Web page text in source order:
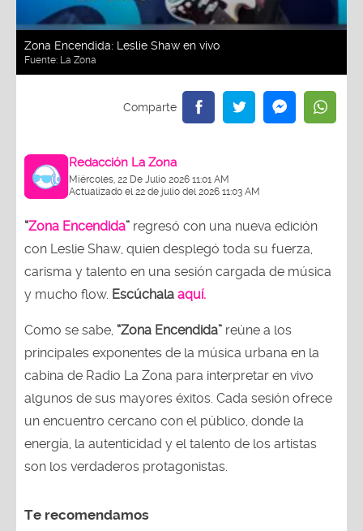
Zona Encendida: Leslie Shaw en vivo
Fuente: La Zona
Redacción La Zona
Miércoles, 22 De Julio 2026 11:01 AM
Actualizado el 22 de julio del 2026 11:03 AM
“Zona Encendida” regresó con una nueva edición
con Leslie Shaw, quien desplegó toda su fuerza,
carisma y talento en una sesión cargada de música
y mucho flow. Escúchala aquí.
Como se sabe, “Zona Encendida” reúne a los
principales exponentes de la música urbana en la
cabina de Radio La Zona para interpretar en vivo
algunos de sus mayores éxitos. Cada sesión ofrece
un encuentro cercano con el público, donde la
energía, la autenticidad y el talento de los artistas
son los verdaderos protagonistas.
Te recomendamos